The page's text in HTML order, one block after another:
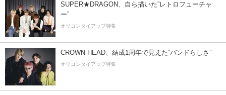
SUPER★DRAGON、自ら描いた”レトロフューチャ
ー”
オリコンタイアップ特集
CROWN HEAD、結成1周年で見えた”バンドらしさ”
オリコンタイアップ特集